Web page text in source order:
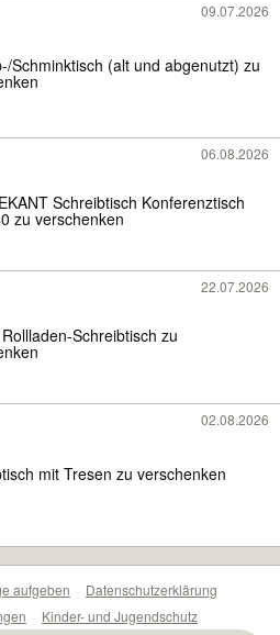
09.07.2026
Schminktisch (alt und abgenutzt) zu
06.08.2026
Schreibtisch Konferenztisch
zu verschenken
22.07.2026
Schreibtisch zu
02.08.2026
mit Tresen zu verschenken
aufgeben
Datenschutzerklärung
Kinder- und Jugendschutz